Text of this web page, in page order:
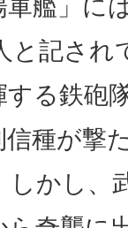
艦」に
と記さ
る鉄砲
種が撃
かし、